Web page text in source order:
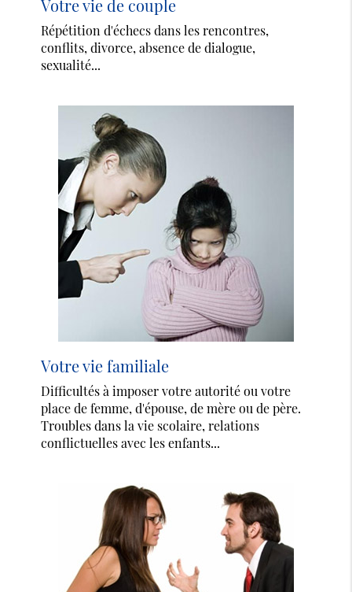
Votre vie de couple
Répétition d'échecs dans les rencontres,
conflits, divorce, absence de dialogue,
sexualité...
Votre vie familiale
Difficultés à imposer votre autorité ou votre
place de femme, d'épouse, de mère ou de père.
Troubles dans la vie scolaire, relations
conflictuelles avec les enfants...